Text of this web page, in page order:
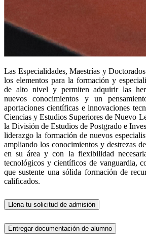
Las Especialidades, Maestrías y
los elementos para la formación y
de alto nivel y permiten adquirir las
nuevos conocimientos y un
aportaciones científicas e innovaciones
Ciencias y Estudios Superiores de Nuevo
la División de Estudios de Postgrado e
liderazgo la formación de nuevos
ampliando los conocimientos y destrezas
en su área y con la flexibilidad
tecnológicos y científicos de vanguardia,
que sustente una sólida formación de
calificados.
Llena tu solicitud de admisión
Entregar documentación de alumno